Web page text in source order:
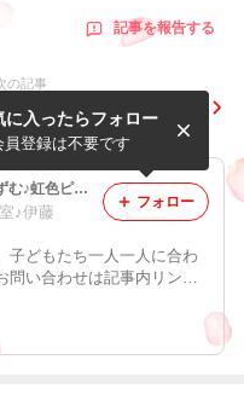
記事を報告する
の記事
徒さんがアンサンブルステ
プに参加しました！
東京都府中市 ドレミの夢はずむ♪虹色ピアノ教室
♪伊藤
子どもたち一人一人に合わ
い合わせは記事内リンク
に入ったらフォロー
員登録は不要です
フォロー